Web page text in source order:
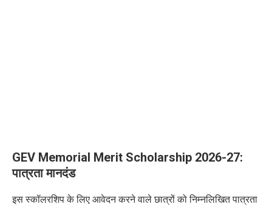
GEV Memorial Merit Scholarship 2026-27:
पात्रता मानदंड
इस स्कॉलरशिप के लिए आवेदन करने वाले छात्रों को निम्नलिखित पात्रता